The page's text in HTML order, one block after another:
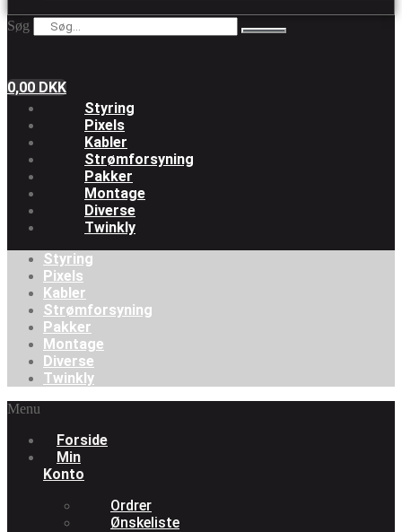
Søg
0,00 DKK
Styring
Pixels
Kabler
Strømforsyning
Pakker
Montage
Diverse
Twinkly
Styring
Pixels
Kabler
Strømforsyning
Pakker
Montage
Diverse
Twinkly
Menu
Forside
Min
Konto
Ordrer
Ønskeliste